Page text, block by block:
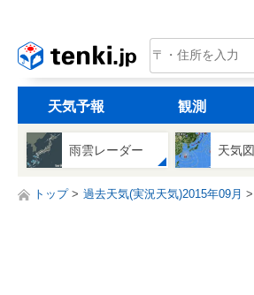
tenki.jp
天気予報 観測
雨雲レーダー 天気図
トップ 過去天気(実況天気)2015年09月